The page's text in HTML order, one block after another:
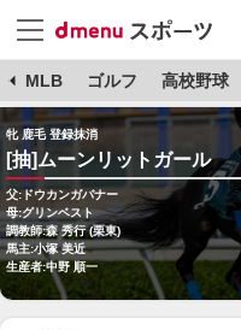
MLB ゴルフ 高校野球
牝 鹿毛 登録抹消
[抽]ムーンリットガール
父:ドウカンガバナー
母:グリンベスト
調教師:森 秀行 (栗東)
馬主:小塚 美近
生産者:中野 順一